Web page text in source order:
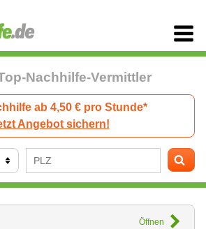
Nachhilfe-Vermittler
ab 4,50 € pro Stunde*
Angebot sichern!
Öffnen